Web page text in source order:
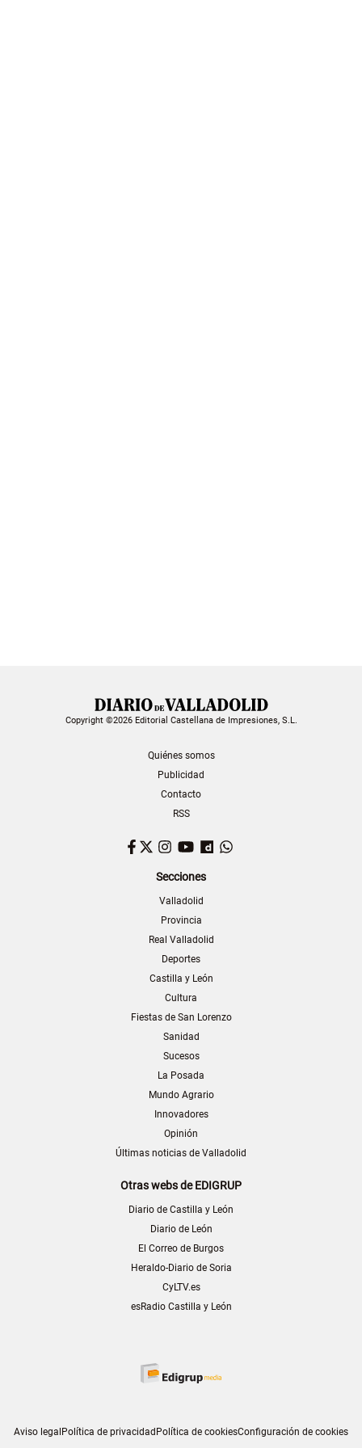
Copyright ©2026 Editorial Castellana de Impresiones, S.L.
Quiénes somos
Publicidad
Contacto
RSS
Facebook
TwitterInstagram
YouTubeDailymotion
Secciones
Valladolid
Provincia
Real Valladolid
Deportes
Castilla y León
Cultura
Fiestas de San Lorenzo
Sanidad
Sucesos
La Posada
Mundo Agrario
Innovadores
Opinión
Últimas noticias de Valladolid
Otras webs de EDIGRUP
Diario de Castilla y León
Diario de León
El Correo de Burgos
Heraldo-Diario de Soria
CyLTV.es
esRadio Castilla y León
Aviso legal Política de privacidad Política de cookiesConfiguración de cookies